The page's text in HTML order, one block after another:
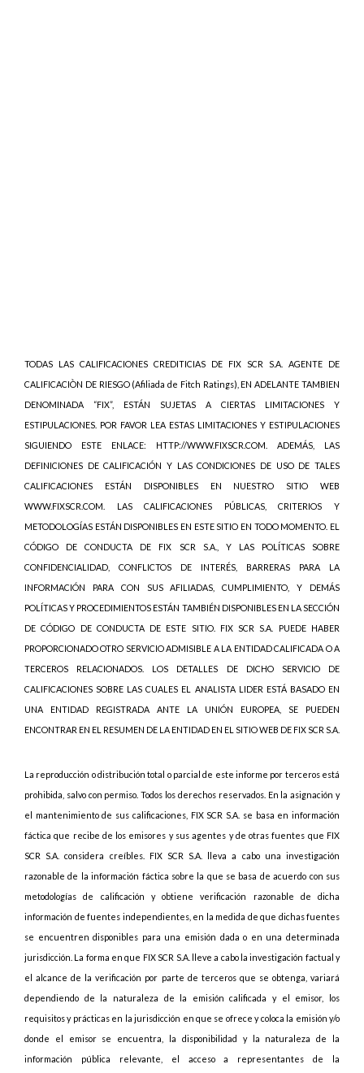
TODAS LAS CALIFICACIONES CREDITICIAS DE FIX SCR S.A. AGENTE DE
CALIFICACIÒN DE RIESGO (Afiliada de Fitch Ratings), EN ADELANTE TAMBIEN
DENOMINADA “FIX”, ESTÁN SUJETAS A CIERTAS LIMITACIONES Y
ESTIPULACIONES. POR FAVOR LEA ESTAS LIMITACIONES Y ESTIPULACIONES
SIGUIENDO ESTE ENLACE: HTTP://WWW.FIXSCR.COM. ADEMÁS, LAS
DEFINICIONES DE CALIFICACIÓN Y LAS CONDICIONES DE USO DE TALES
CALIFICACIONES ESTÁN DISPONIBLES EN NUESTRO SITIO WEB
WWW.FIXSCR.COM. LAS CALIFICACIONES PÚBLICAS, CRITERIOS Y
METODOLOGÍAS ESTÁN DISPONIBLES EN ESTE SITIO EN TODO MOMENTO. EL
CÓDIGO DE CONDUCTA DE FIX SCR S.A., Y LAS POLÍTICAS SOBRE
CONFIDENCIALIDAD, CONFLICTOS DE INTERÉS, BARRERAS PARA LA
INFORMACIÓN PARA CON SUS AFILIADAS, CUMPLIMIENTO, Y DEMÁS
POLÍTICAS Y PROCEDIMIENTOS ESTÁN TAMBIÉN DISPONIBLES EN LA SECCIÓN
DE CÓDIGO DE CONDUCTA DE ESTE SITIO. FIX SCR S.A. PUEDE HABER
PROPORCIONADO OTRO SERVICIO ADMISIBLE A LA ENTIDAD CALIFICADA O A
TERCEROS RELACIONADOS. LOS DETALLES DE DICHO SERVICIO DE
CALIFICACIONES SOBRE LAS CUALES EL ANALISTA LIDER ESTÁ BASADO EN
UNA ENTIDAD REGISTRADA ANTE LA UNIÓN EUROPEA, SE PUEDEN
ENCONTRAR EN EL RESUMEN DE LA ENTIDAD EN EL SITIO WEB DE FIX SCR S.A.
La reproducción o distribución total o parcial de este informe por terceros está
prohibida, salvo con permiso. Todos los derechos reservados. En la asignación y
el mantenimiento de sus calificaciones, FIX SCR S.A. se basa en información
fáctica que recibe de los emisores y sus agentes y de otras fuentes que FIX
SCR S.A. considera creíbles. FIX SCR S.A. lleva a cabo una investigación
razonable de la información fáctica sobre la que se basa de acuerdo con sus
metodologías de calificación y obtiene verificación razonable de dicha
información de fuentes independientes, en la medida de que dichas fuentes
se encuentren disponibles para una emisión dada o en una determinada
jurisdicción. La forma en que FIX SCR S.A. lleve a cabo la investigación factual y
el alcance de la verificación por parte de terceros que se obtenga, variará
dependiendo de la naturaleza de la emisión calificada y el emisor, los
requisitos y prácticas en la jurisdicción en que se ofrece y coloca la emisión y/o
donde el emisor se encuentra, la disponibilidad y la naturaleza de la
información pública relevante, el acceso a representantes de la